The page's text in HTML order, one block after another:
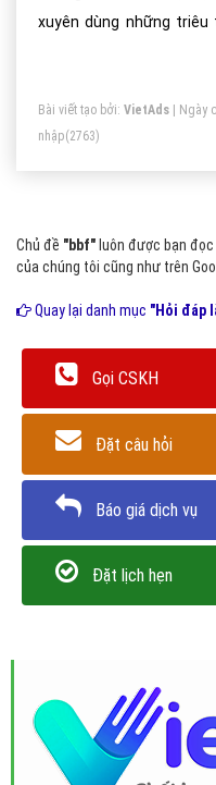
xuyên dùng những
Bài viết tạo bởi: VietAds | Ngày
nhập(2763)
Chủ đề "bbf" luôn được bạn
của chúng tôi cũng như trên
Quay lại danh mục "Hỏi đáp
Gọi CSKH
Đặt câu hỏi
Báo giá dịch vụ
Đặt lịch hẹn